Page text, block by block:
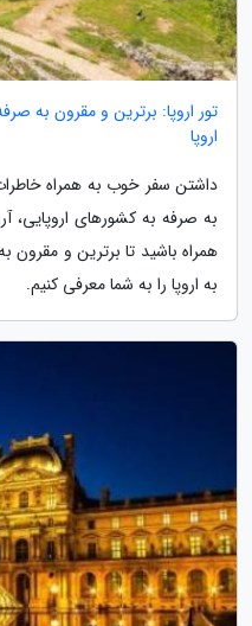
تور اروپا: برترین و مقرون به
اروپا
داشتن سفر خوب به همراه
به صرفه به کشورهای اروپایی،
همراه باشید تا برترین و مقرون
به اروپا را به شما معرفی کنیم.